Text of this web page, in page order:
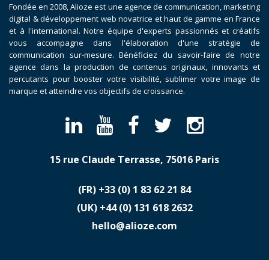
Fondée en 2008, Alioze est une agence de communication, marketing
digital & développement web novatrice et haut de gamme en France
et à l'international. Notre équipe d'experts passionnés et créatifs
vous accompagne dans l'élaboration d'une stratégie de
communication sur-mesure. Bénéficiez du savoir-faire de notre
agence dans la production de contenus originaux, innovants et
percutants pour booster votre visibilité, sublimer votre image de
marque et atteindre vos objectifs de croissance.
15 rue Claude Terrasse, 75016 Paris
(FR) ​+33 (0) 1 83 62 21 84
(UK) ​+44 (0) 131 618 2632
hello@alioze.com